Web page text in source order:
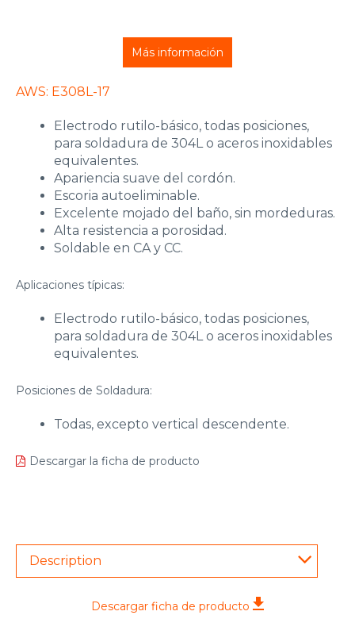
AWS: E308L-17
Electrodo rutilo-básico, todas posiciones,
para soldadura de 304L o aceros inoxidables
equivalentes.
Apariencia suave del cordón.
Escoria autoeliminable.
Excelente mojado del baño, sin mordeduras.
Alta resistencia a porosidad.
Soldable en CA y CC.
Aplicaciones típicas:
Electrodo rutilo-básico, todas posiciones,
para soldadura de 304L o aceros inoxidables
equivalentes.
Posiciones de Soldadura:
Todas, excepto vertical descendente.
Descargar la ficha de producto
Más información
Description
Descargar ficha de producto